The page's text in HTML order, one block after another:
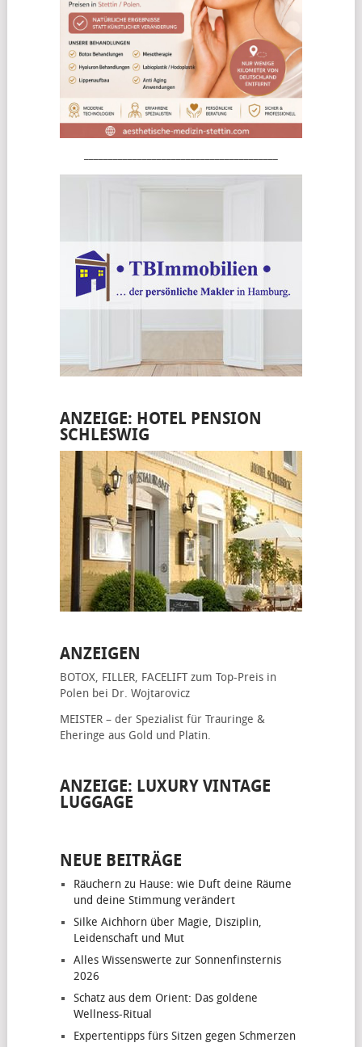
ANZEIGE: HOTEL PENSION
SCHLESWIG
ANZEIGEN
BOTOX, FILLER, FACELIFTzum Top-Preis in
Polen bei Dr. Wojtarovicz
MEISTER – der Spezialist für Trauringe &
Eheringe aus Gold und Platin.
ANZEIGE: LUXURY VINTAGE
LUGGAGE
NEUE BEITRÄGE
Räuchern zu Hause: wie Duft deine Räume
und deine Stimmung verändert
Silke Aichhorn über Magie, Disziplin,
Leidenschaft und Mut
Alles Wissenswerte zur Sonnenfinsternis
2026
Schatz aus dem Orient: Das goldene
Wellness-Ritual
Expertentipps fürs Sitzen gegen Schmerzen